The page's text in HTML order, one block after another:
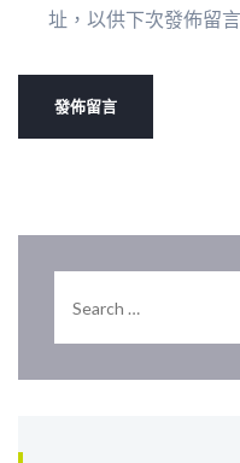
址，以供下次發佈留